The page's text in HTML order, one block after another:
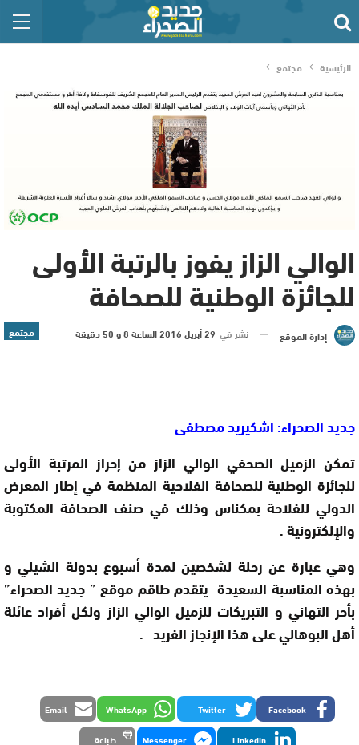
الرئيسية مجتمع
الوالي الزاز يفوز بالرتبة الأولى
للجائزة الوطنية للصحافة
مجتمع إدارة الموقع نشر في 29 أبريل 2016 الساعة 8 و 50 دقيقة
جديد الصحراء: اشكيريد مصطفى
تمكن الزميل الصحفي الوالي الزاز من إحراز المرتبة الأولى
للجائزة الوطنية للصحافة الفلاحية المنظمة في إطار المعرض
الدولي للفلاحة بمكناس وذلك في صنف الصحافة المكتوبة
والإلكترونية.
وهي عبارة عن رحلة لشخصين لمدة أسبوع بدولة الشيليو
بهذه المناسبة السعيدة يتقدم طاقم موقع ” جديد الصحراء”
بأحر التهاني و التبريكات للزميل الوالي الزاز ولكل أفراد عائلة
أهل البوهالي على هذا الإنجاز الفريد .
Facebook
Twitter
WhatsApp
Email
LinkedIn
Messenger طباعة